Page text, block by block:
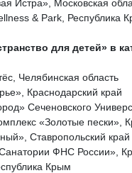
Истра», Московская
& Park, Республика
для детей» в
Челябинская область
Краснодарский край
Сеченовского
«Золотые пески»,
Ставропольский край
ФНС России»,
Крым